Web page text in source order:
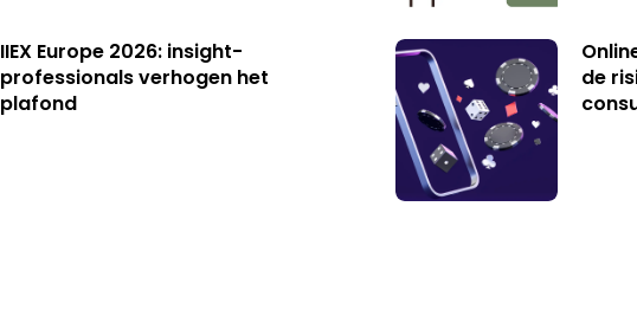
IIEX Europe 2026: insight-
professionals verhogen het
plafond
de